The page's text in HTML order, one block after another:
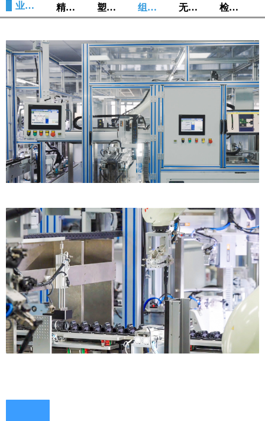
业务范围 精密模具 塑料注塑 组装生产 无尘车间 检测中心